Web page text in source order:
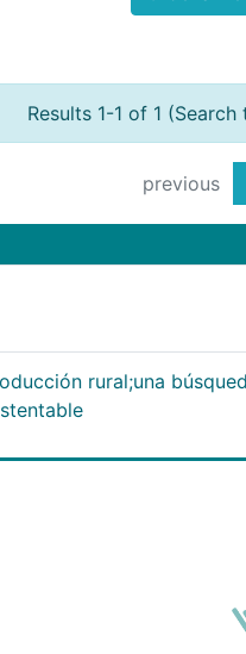
Results 1-1 of 1
previous
rural;una